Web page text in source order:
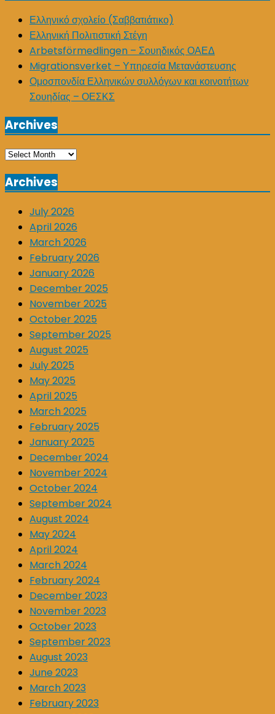
Ελληνικό σχολείο (Σαββατιάτικο)
Ελληνική Πολιτιστική Στέγη
Arbetsförmedlingen – Σουηδικός ΟΑΕΔ
Migrationsverket – Υπηρεσία Μετανάστευσης
Ομοσπονδία Ελληνικών συλλόγων και κοινοτήτων
Σουηδίας – ΟΕΣΚΣ
Archives
Archives
Archives
July 2026
April 2026
March 2026
February 2026
January 2026
December 2025
November 2025
October 2025
September 2025
August 2025
July 2025
May 2025
April 2025
March 2025
February 2025
January 2025
December 2024
November 2024
October 2024
September 2024
August 2024
May 2024
April 2024
March 2024
February 2024
December 2023
November 2023
October 2023
September 2023
August 2023
June 2023
March 2023
February 2023